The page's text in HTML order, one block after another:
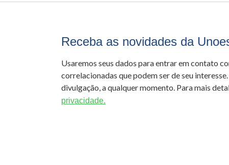
Receba as novidades da
Usaremos seus dados para entrar em contato
correlacionadas que podem ser de seu
divulgação, a qualquer momento. Para mais
privacidade.